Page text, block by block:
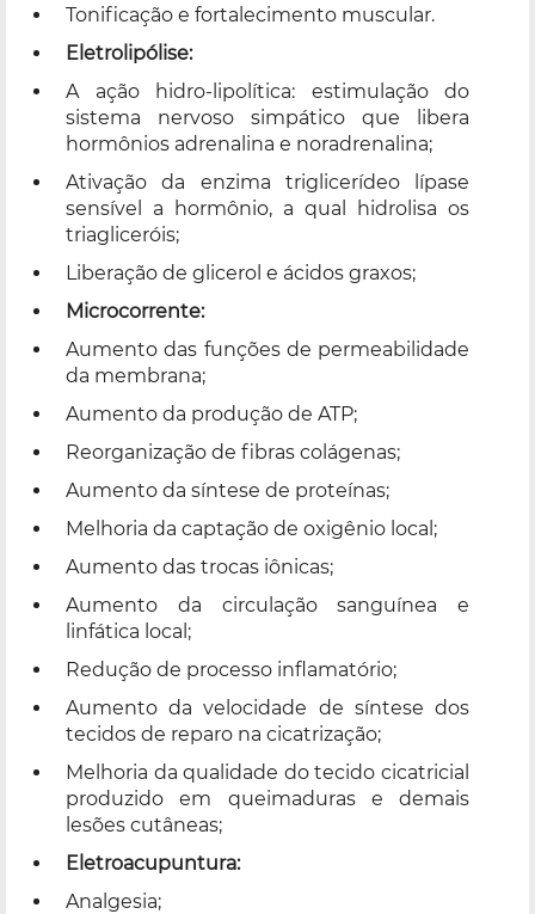
Tonificação e fortalecimento muscular.
Eletrolipólise:
A ação hidro-lipolítica: estimulação do
sistema nervoso simpático que libera
hormônios adrenalina e noradrenalina;
Ativação da enzima triglicerídeo lípase
sensível a hormônio, a qual hidrolisa os
triagliceróis;
Liberação de glicerol e ácidos graxos;
Microcorrente:
Aumento das funções de permeabilidade
da membrana;
Aumento da produção de ATP;
Reorganização de fibras colágenas;
Aumento da síntese de proteínas;
Melhoria da captação de oxigênio local;
Aumento das trocas iônicas;
Aumento da circulação sanguínea e
linfática local;
Redução de processo inflamatório;
Aumento da velocidade de síntese dos
tecidos de reparo na cicatrização;
Melhoria da qualidade do tecido cicatricial
produzido em queimaduras e demais
lesões cutâneas;
Eletroacupuntura:
Analgesia;